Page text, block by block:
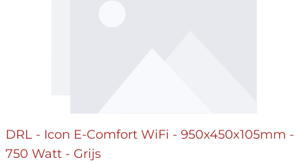
DRL - Icon E-Comfort WiFi - 950x450x105mm -
750 Watt - Grijs